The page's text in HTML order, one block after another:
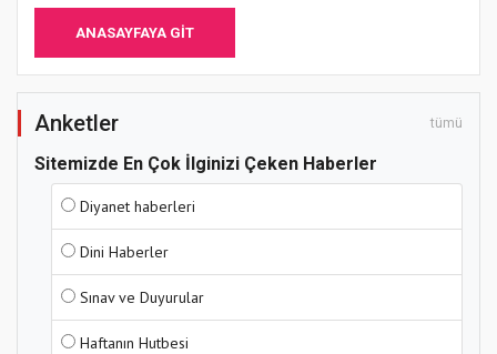
ANASAYFAYA GIT
Anketler tümü
Sitemizde En Çok İlginizi Çeken Haberler
Diyanet haberleri
Dini Haberler
Sınav ve Duyurular
Haftanın Hutbesi